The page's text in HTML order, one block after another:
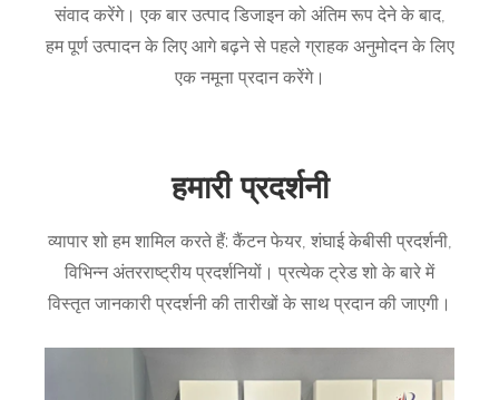
संवाद करेंगे। एक बार उत्पाद डिजाइन को अंतिम रूप देने के बाद,
हम पूर्ण उत्पादन के लिए आगे बढ़ने से पहले ग्राहक अनुमोदन के लिए
एक नमूना प्रदान करेंगे।
हमारी प्रदर्शनी
व्यापार शो हम शामिल करते हैं: कैंटन फेयर, शंघाई केबीसी प्रदर्शनी,
विभिन्न अंतरराष्ट्रीय प्रदर्शनियों। प्रत्येक ट्रेड शो के बारे में
विस्तृत जानकारी प्रदर्शनी की तारीखों के साथ प्रदान की जाएगी।